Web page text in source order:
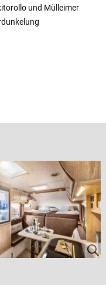
und Mülleimer